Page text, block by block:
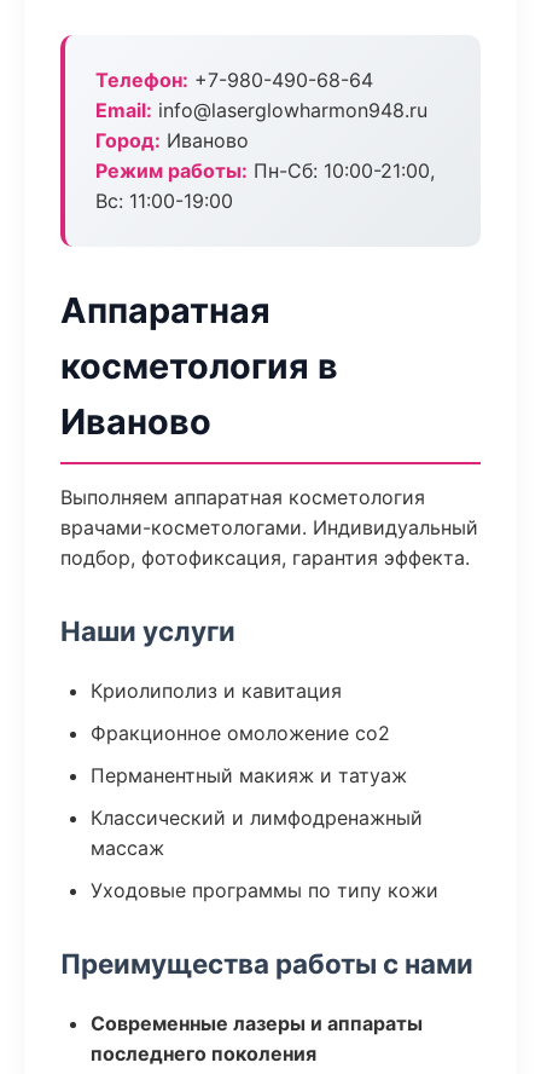
Телефон: +7-980-490-68-64
Email: info@laserglowharmon948.ru
Город: Иваново
Режим работы: Пн-Сб: 10:00-21:00,
Вс: 11:00-19:00
Аппаратная
косметология в
Иваново
Выполняем аппаратная косметология
врачами-косметологами. Индивидуальный
подбор, фотофиксация, гарантия эффекта.
Наши услуги
Криолиполиз и кавитация
Фракционное омоложение co2
Перманентный макияж и татуаж
Классический и лимфодренажный
массаж
Уходовые программы по типу кожи
Преимущества работы с нами
Современные лазеры и аппараты
последнего поколения